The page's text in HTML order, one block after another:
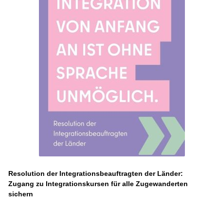
Resolution der Integrationsbeauftragten der Länder:
Zugang zu Integrationskursen für alle Zugewanderten
sichern